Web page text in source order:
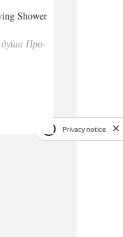
Shower
Про-
Privacy notice